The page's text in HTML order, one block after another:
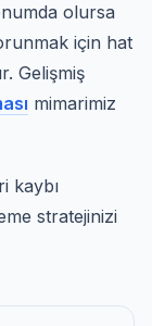
olursa
için hat
Gelişmiş
mimarimiz
kaybı
stratejinizi